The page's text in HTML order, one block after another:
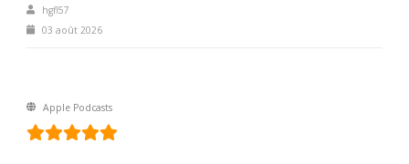
hgfl57
03 août 2026
Apple Podcasts